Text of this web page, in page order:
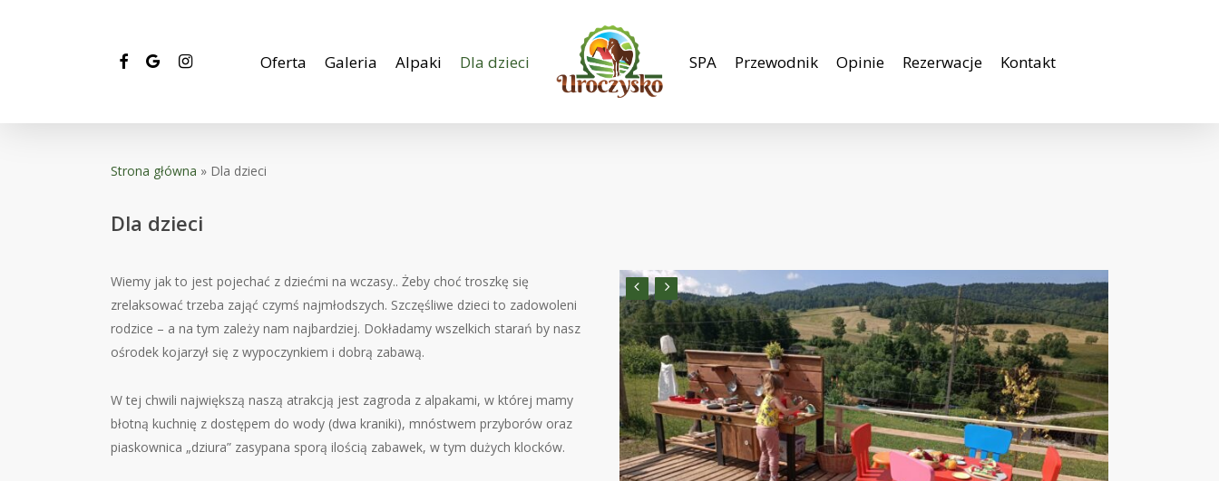
Oferta Galeria Alpaki Dla dzieci SPA Przewodnik Opinie Rezerwacje Kontakt
facebookgoogle-instagram
Strona główna » Dla dzieci
Dla dzieci
Wiemy jak to jest pojechać z dziećmi na wczasy.. Żeby choć troszkę się
zrelaksować trzeba zająć czymś najmłodszych. Szczęśliwe dzieci to zadowoleni
rodzice – a na tym zależy nam najbardziej. Dokładamy wszelkich starań by nasz
ośrodek kojarzył się z wypoczynkiem i dobrą zabawą.
W tej chwili największą naszą atrakcją jest zagroda z alpakami, w której mamy
błotną kuchnię z dostępem do wody (dwa kraniki), mnóstwem przyborów oraz
piaskownica „dziura” zasypana sporą ilością zabawek, w tym dużych klocków.